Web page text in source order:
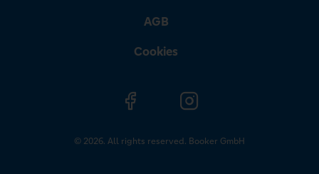
AGB
Cookies
© 2026. All rights reserved. Booker GmbH